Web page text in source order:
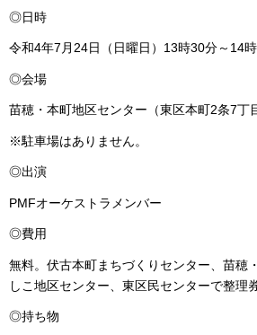
◎日時
令和4年7月24日（日曜日）13時30分～14時
◎会場
苗穂・本町地区センター（東区本町2条7丁
※駐車場はありません。
◎出演
PMFオーケストラメンバー
◎費用
無料。伏古本町まちづくりセンター、苗穂
しこ地区センター、東区民センターで整理
◎持ち物